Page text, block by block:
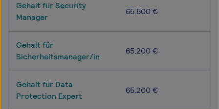
Gehalt für Security
Manager
65.500 €
Gehalt für
Sicherheitsmanager/in
65.200 €
Gehalt für Data
Protection Expert
65.200 €